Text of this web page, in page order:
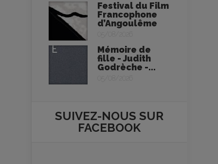
Festival du Film
Francophone
d’Angoulême
05/08/2026
Mémoire de
fille - Judith
Godrèche -...
05/08/2026
SUIVEZ-NOUS SUR
FACEBOOK